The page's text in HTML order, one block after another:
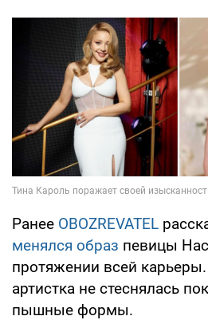
Ранее OBOZREVATEL
менялся образ певицы
протяжении всей
артистка не стеснялась
пышные формы.